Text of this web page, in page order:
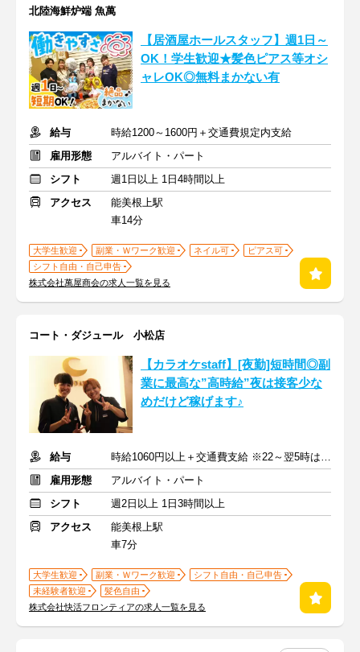
北陸海鮮炉端 魚萬
【居酒屋ホールスタッフ】週1日～
OK！学生歓迎★髪色ピアス等オシ
ャレOK◎無料まかない有
給与
時給1200～1600円＋交通費規定内支給
雇用形態
アルバイト・パート
シフト
週1日以上 1日4時間以上
アクセス
能美根上駅
車14分
大学生歓迎 副業・Ｗワーク歓迎 ネイル可
ピアス可
シフト自由・自己申告
株式会社萬屋商会の求人一覧を見る
コート・ダジュール 小松店
【カラオケstaff】[夜勤]短時間◎副
業に最高な”高時給”夜は接客少な
めだけど稼げます♪
給与
時給1060円以上＋交通費支給 ※22～翌5時は時給1325円
雇用形態
アルバイト・パート
シフト
週2日以上 1日3時間以上
アクセス
能美根上駅
車7分
大学生歓迎 副業・Ｗワーク歓迎
シフト自由・自己申告
未経験者歓迎
髪色自由
株式会社快活フロンティアの求人一覧を見る